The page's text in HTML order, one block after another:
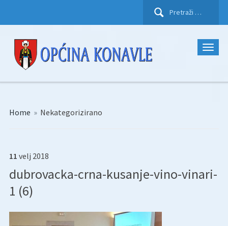
Pretraži:
Home » Nekategorizirano
11 velj 2018
dubrovacka-crna-kusanje-vino-vinari-
1 (6)